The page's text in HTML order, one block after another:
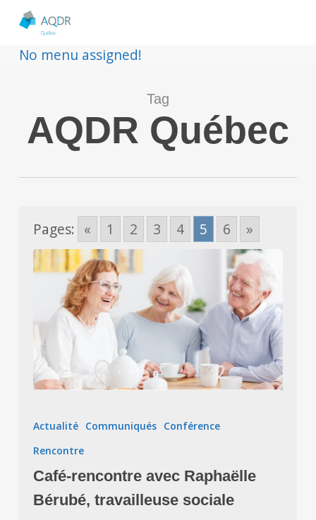
No menu assigned!
Tag
AQDR Québec
Pages: « 1 2 3 4 5 6 »
rencontre
Raphaëlle
Bérubé,
travailleuse
Actualité Communiqués Conférence
Rencontre
Café-rencontre avec Raphaëlle
Bérubé, travailleuse sociale